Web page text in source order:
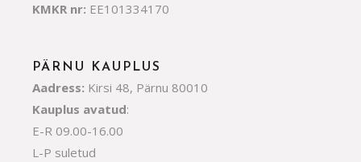
KMKR nr: EE101334170
PÄRNU KAUPLUS
Aadress: Kirsi 48, Pärnu 80010
Kauplus avatud:
E-R 09.00-16.00
L-P suletud